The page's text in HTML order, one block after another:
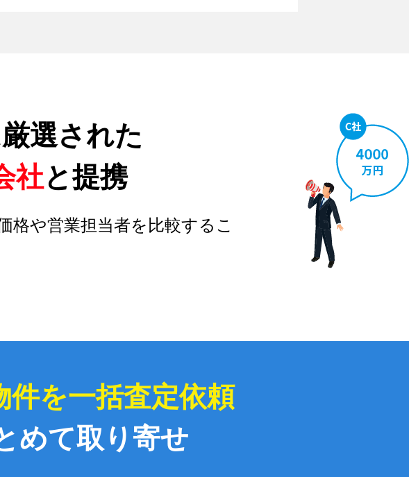
選された
社と提携
格や営業担当者を比較するこ
件を一括査定依頼
めて取り寄せ